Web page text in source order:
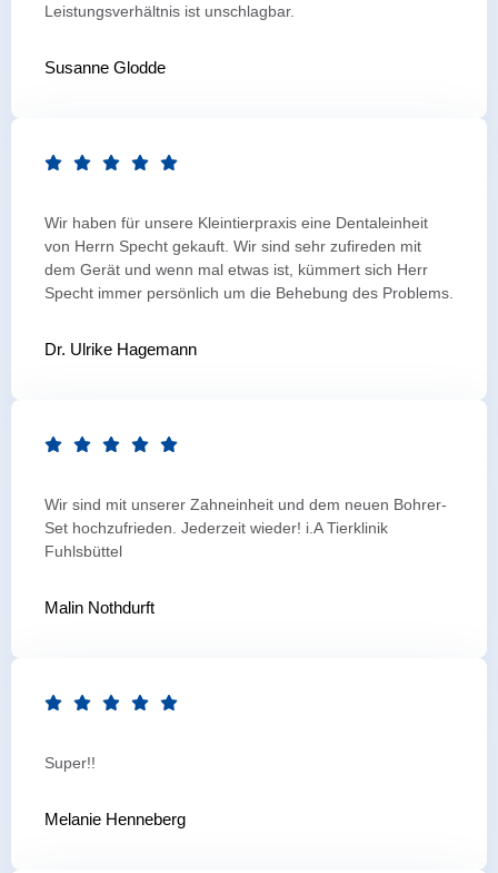
Leistungsverhältnis ist unschlagbar.
Susanne Glodde
Wir haben für unsere Kleintierpraxis eine Dentaleinheit
von Herrn Specht gekauft. Wir sind sehr zufireden mit
dem Gerät und wenn mal etwas ist, kümmert sich Herr
Specht immer persönlich um die Behebung des Problems.
Dr. Ulrike Hagemann
Wir sind mit unserer Zahneinheit und dem neuen Bohrer-
Set hochzufrieden. Jederzeit wieder! i.A Tierklinik
Fuhlsbüttel
Malin Nothdurft
Super!!
Melanie Henneberg